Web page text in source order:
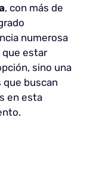
, con más de
numerosa
estar
sino una
que buscan
en esta